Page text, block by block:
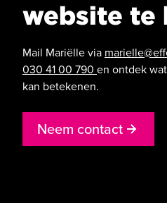
website te
Mail Mariëlle via
030 41 00 790 en ontdek
kan betekenen.
Neem contact